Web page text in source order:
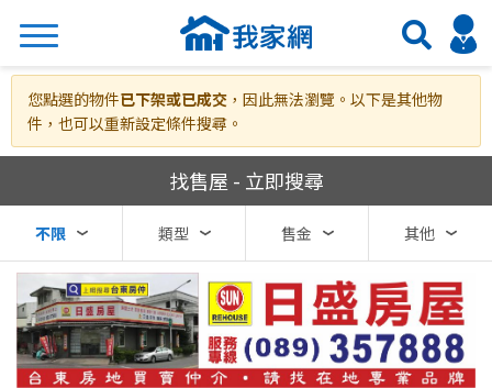
搜尋
縣市
不限
區域
不限
您點選的物件已下架或已成交 ，因此無法瀏覽。以下是其他物
件，也可以重新設定條件搜尋。
我家網房屋買賣
找售屋 - 立即搜尋
不限 類型 售金 其他